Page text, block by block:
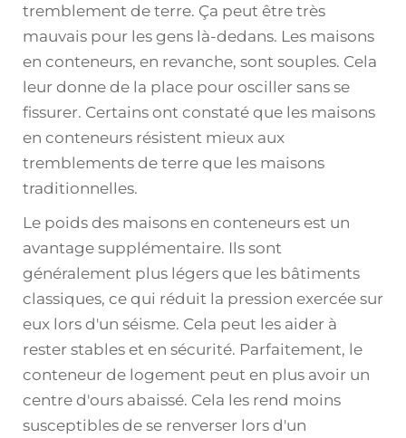
tremblement de terre. Ça peut être très
mauvais pour les gens là-dedans. Les maisons
en conteneurs, en revanche, sont souples. Cela
leur donne de la place pour osciller sans se
fissurer. Certains ont constaté que les maisons
en conteneurs résistent mieux aux
tremblements de terre que les maisons
traditionnelles.
Le poids des maisons en conteneurs est un
avantage supplémentaire. Ils sont
généralement plus légers que les bâtiments
classiques, ce qui réduit la pression exercée sur
eux lors d'un séisme. Cela peut les aider à
rester stables et en sécurité. Parfaitement, le
conteneur de logement peut en plus avoir un
centre d'ours abaissé. Cela les rend moins
susceptibles de se renverser lors d'un